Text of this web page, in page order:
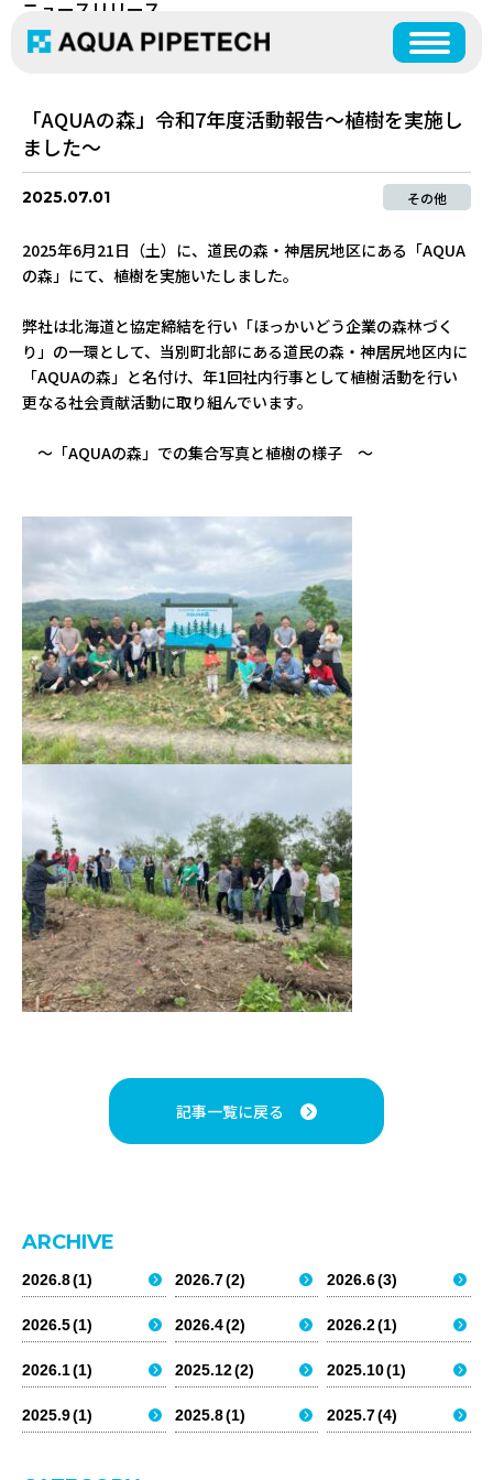
CONTACT US お問い合わせ
会社案内 採用情報
事業案内 商品情報
〒063-0033
北海道札幌市西区西野3条5丁目6番5号
TEL：011-676-6227/FAX：011-676-6234
©AQUA PIPETECH. ALL RIGHTS RESERVED.
事業案内
OUR SERVICES
営業部門
SALES DIVISION
工事部門
CONSTRUCTION DIVISION
研修施設
TRAINING ROOM
商品案内
PRODUCTS
資材在庫表
ネコの手
総合カタログ
商報PDF
ニュースリリース
NEWS RELEASE
「AQUAの森」令和7年度活動報告～植樹を実施し
ました～
2025.07.01 その他
2025年6月21日（土）に、道民の森・神居尻地区にある「AQUA
の森」にて、植樹を実施いたしました。
弊社は北海道と協定締結を行い「ほっかいどう企業の森林づく
り」の一環として、当別町北部にある道民の森・神居尻地区内に
「AQUAの森」と名付け、年1回社内行事として植樹活動を行い
更なる社会貢献活動に取り組んでいます。
～「AQUAの森」での集合写真と植樹の様子 ～
記事一覧に戻る
ARCHIVE
2026.8(1) 2026.7(2) 2026.6(3)
2026.5(1) 2026.4(2) 2026.2(1)
2026.1(1) 2025.12(2) 2025.10(1)
2025.9(1) 2025.8(1) 2025.7(4)